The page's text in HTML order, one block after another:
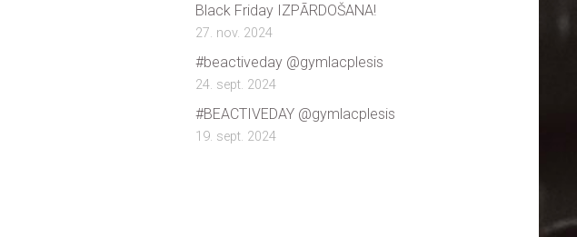
Black Friday IZPĀRDOŠANA!
27. nov. 2024
#beactiveday @gymlacplesis
24. sept. 2024
#BEACTIVEDAY @gymlacplesis
19. sept. 2024